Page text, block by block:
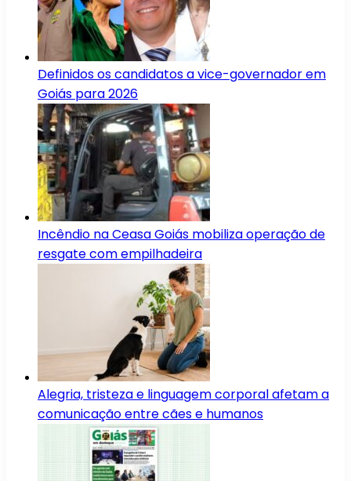
Definidos os candidatos a vice-governador em
Goiás para 2026
Incêndio na Ceasa Goiás mobiliza operação de
resgate com empilhadeira
Alegria, tristeza e linguagem corporal afetam a
comunicação entre cães e humanos